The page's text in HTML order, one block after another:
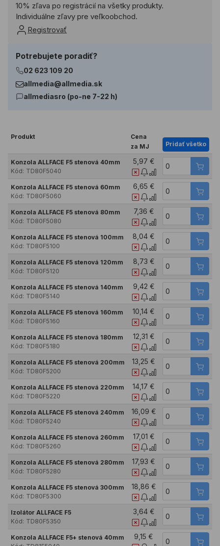
10% zľava po registrácií na všetky produkty.
Individuálne zľavy pre veľkoobchod.
Registrovať
Potrebujete poradiť?
02 623 109 20
allmedia@allmedia.sk
allmediasro (po-ne 7-22 h)
Produkt
Cena
za MJ
Pridať všetko
Konzola ALLFACE F5 stenová 40mm
Kód: TD80F5040
5,97 €
Konzola ALLFACE F5 stenová 60mm
Kód: TD80F5060
6,65 €
Konzola ALLFACE F5 stenová 80mm
Kód: TD80F5080
7,36 €
Konzola ALLFACE F5 stenová 100mm
Kód: TD80F5100
8,04 €
Konzola ALLFACE F5 stenová 120mm
Kód: TD80F5120
8,73 €
Konzola ALLFACE F5 stenová 140mm
Kód: TD80F5140
9,42 €
Konzola ALLFACE F5 stenová 160mm
Kód: TD80F5160
10,14 €
Konzola ALLFACE F5 stenová 180mm
Kód: TD80F5180
12,31 €
Konzola ALLFACE F5 stenová 200mm
Kód: TD80F5200
13,25 €
Konzola ALLFACE F5 stenová 220mm
Kód: TD80F5220
14,17 €
Konzola ALLFACE F5 stenová 240mm
Kód: TD80F5240
16,09 €
Konzola ALLFACE F5 stenová 260mm
Kód: TD80F5260
17,01 €
Konzola ALLFACE F5 stenová 280mm
Kód: TD80F5280
17,93 €
Konzola ALLFACE F5 stenová 300mm
Kód: TD80F5300
18,86 €
Izolátor ALLFACE F5
Kód: TD80F5350
3,64 €
Konzola ALLFACE F5+ stenová 40mm
9,15 €